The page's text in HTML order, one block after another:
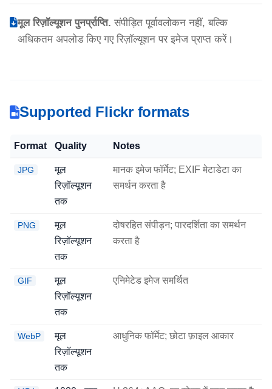
मूल रिज़ॉल्यूशन पुनर्प्राप्ति. संपीड़ित पूर्वावलोकन नहीं, बल्कि
अधिकतम अपलोड किए गए रिज़ॉल्यूशन पर इमेज प्राप्त करें।
Supported Flickr formats
Format Quality Notes
JPG
मूल
रिज़ॉल्यूशन
तक
मानक इमेज फॉर्मेट; EXIF मेटाडेटा का
समर्थन करता है
PNG
मूल
रिज़ॉल्यूशन
तक
दोषरहित संपीड़न; पारदर्शिता का समर्थन
करता है
GIF
मूल
रिज़ॉल्यूशन
तक
एनिमेटेड इमेज समर्थित
WebP
मूल
रिज़ॉल्यूशन
तक
आधुनिक फॉर्मेट; छोटा फ़ाइल आकार